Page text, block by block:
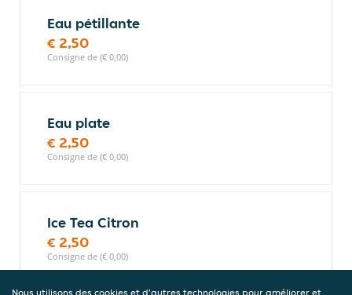
Eau pétillante
€ 2,50
Consigne de (€ 0,00)
Eau plate
€ 2,50
Consigne de (€ 0,00)
Ice Tea Citron
€ 2,50
Consigne de (€ 0,00)
Nous utilisons des cookies et d'autres technologies pour améliorer et